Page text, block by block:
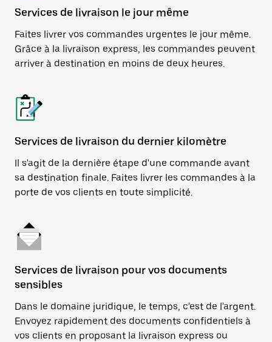
Services de livraison le jour même
Faites livrer vos commandes urgentes le jour même.
Grâce à la livraison express, les commandes peuvent
arriver à destination en moins de deux heures.
Services de livraison du dernier kilomètre
Il s'agit de la dernière étape d'une commande avant
sa destination finale. Faites livrer les commandes à la
porte de vos clients en toute simplicité.
Services de livraison pour vos documents
sensibles
Dans le domaine juridique, le temps, c'est de l'argent.
Envoyez rapidement des documents confidentiels à
vos clients en proposant la livraison express ou